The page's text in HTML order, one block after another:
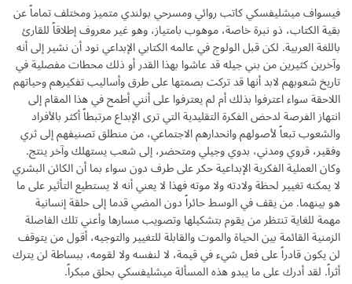
فيسواف ميشليفسكي كاتب روائي ومسرحي بولندي متميز ومختلف تماماً عن
بقية الكتاب، ذو نبرة خاصة، موهوب بامتياز، وهو غير معروف إطلاقاً للقارئ
باللغة العربية. لكن قبل الولوج في عالمه الكتابي الإبداعي نود أن نشير إلى أنه
وآخرين كثيرين من بني جيله قد عاشوا بهذا القدر أو ذلك محطات مفصلية في
تاريخ شعوبهم لابد أنها قد تركت بصمتها على طرق وأساليب تفكيرهم وحياتهم
اللاحقة سواء اعترفوا بذلك أم لم يعترفوا على أنني أطمح في هذا المقام إلى
انتهاز الفرصة لدحض الفكرة التقليدية التي ترى الإبداع مرتبطاً أكثر بالأفراد
والشعوب تبعاً لأصولهم وانحدارهم الاجتماعي، من منطلق تصنيفهم إلى ثري
وفقير، قروي ومدني، بدوي وجيلي ومتحضر، إلى شعب يستهلك وآخر ينتج.
وكان العملية الفكرية الإبداعية حكر على طرف دون سواء بما أن الكائن البشري
لا يمكنه تغيير لحظة ولادته ولا موته فهذا لا يعني أنه لا يستطيع التأثير على ما
هو بينهما. من يقف في الوسط حائراً دون المضي قدما إلى حلقة إنسانية
مهمة للغاية تنتظر من يقوم بتشكيلها وتصويب مسارها وأعني تلك الفاصلة
الزمنية القائمة بين الحياة والموت والقابلة للتغيير والتوجيه، أقول من يتوقف
لن يكون قادراً على فعل شيء في قيمة، لا لنفسه ولا لقومه، ببساطة لن يترك
أثراً. لقد أدرك على ما يبدو هذه المسألة ميشليفسكي بحلق مبكراً.